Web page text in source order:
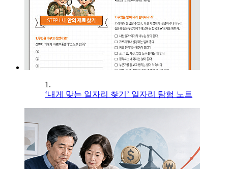
1.
‘내게 맞는 일자리 찾기’ 일자리 탐험 노트